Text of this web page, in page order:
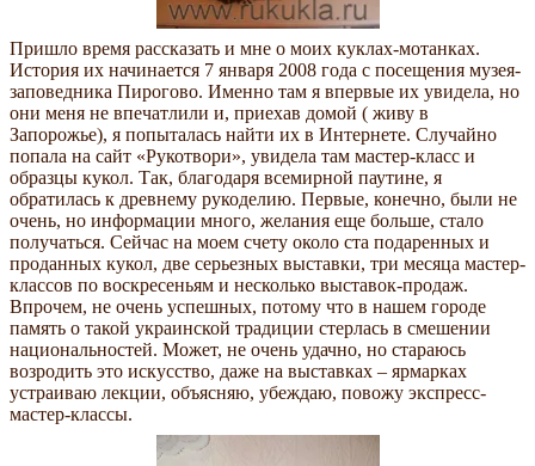
Пришло время рассказать и мне о моих куклах-мотанках.
История их начинается 7 января 2008 года с посещения музея-
заповедника Пирогово. Именно там я впервые их увидела, но
они меня не впечатлили и, приехав домой ( живу в
Запорожье), я попыталась найти их в Интернете. Случайно
попала на сайт «Рукотвори», увидела там мастер-класс и
образцы кукол. Так, благодаря всемирной паутине, я
обратилась к древнему рукоделию. Первые, конечно, были не
очень, но информации много, желания еще больше, стало
получаться. Сейчас на моем счету около ста подаренных и
проданных кукол, две серьезных выставки, три месяца мастер-
классов по воскресеньям и несколько выставок-продаж.
Впрочем, не очень успешных, потому что в нашем городе
память о такой украинской традиции стерлась в смешении
национальностей. Может, не очень удачно, но стараюсь
возродить это искусство, даже на выставках – ярмарках
устраиваю лекции, объясняю, убеждаю, повожу экспресс-
мастер-классы.